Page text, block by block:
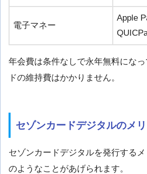
電子マネー
Apple
年会費は条件なしで永年無料にな
ドの維持費はかかりません。
セゾンカードデジタルのメ
セゾンカードデジタルを発行する
のようなことがあげられます。